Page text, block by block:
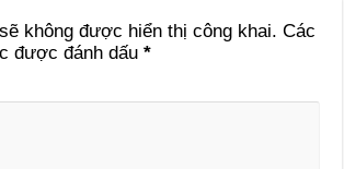
không được hiển thị công khai. Các
được đánh dấu*